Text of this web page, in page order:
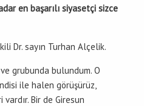
en başarılı siyasetçi sizce
Dr. sayın Turhan Alçelik.
grubunda bulundum. O
ile halen görüşürüz,
Bir de Giresun